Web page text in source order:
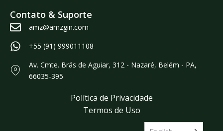
Contato & Suporte
amz@amzgin.com
+55 (91) 999011108
Av. Cmte. Brás de Aguiar, 312 - Nazaré, Belém - PA,
66035-395
Política de Privacidade
Termos de Uso